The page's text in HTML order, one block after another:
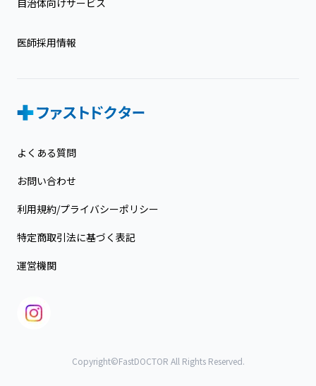
医師採用情報
よくある質問
お問い合わせ
利用規約/プライバシーポリシー
特定商取引法に基づく表記
運営機関
Copyright©FastDOCTOR All Rights Reserved.